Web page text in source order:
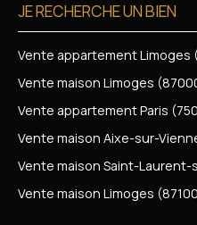
JE RECHERCHE UN BIEN
Vente appartement Limoges
Vente maison Limoges
Vente appartement Paris
Vente maison Aixe-sur-
Vente maison Saint-Laurent-
Vente maison Limoges